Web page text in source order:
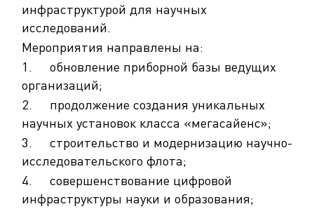
инфраструктурой для научных
исследований.
Мероприятия направлены на:
1. обновление приборной базы ведущих
организаций;
2. продолжение создания уникальных
научных установок класса «мегасайенс»;
3. строительство и модернизацию научно-
исследовательского флота;
4. совершенствование цифровой
инфраструктуры науки и образования;